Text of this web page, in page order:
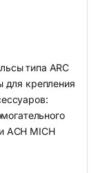
типа ARC
для крепления
ACH MICH